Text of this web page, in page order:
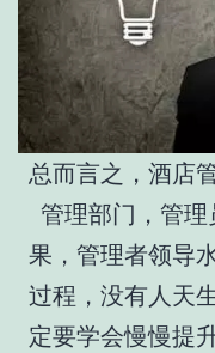
总而言之，酒店
管理部门，管
果，管理者领导
过程，没有人天
定要学会慢慢提